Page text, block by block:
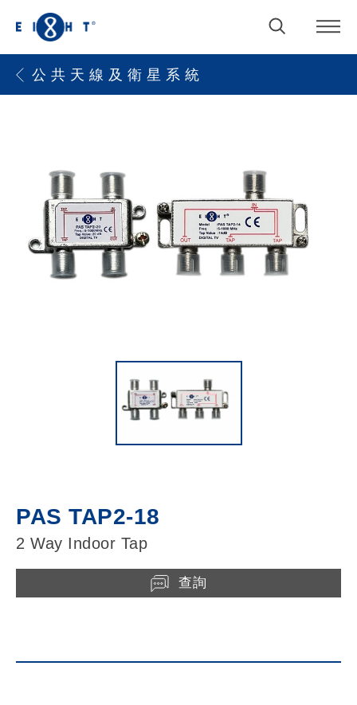
公 共 天 線 及 衛 星 系 統
PAS TAP2-18
2 Way Indoor Tap
查詢